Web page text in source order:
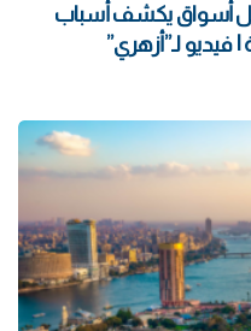
أسواق يكشف أسباب
فيديو لـ”أزهري”